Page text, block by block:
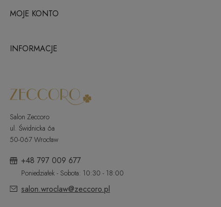
MOJE KONTO
INFORMACJE
Salon Zeccoro
ul. Świdnicka 6a
50-067 Wrocław
+48 797 009 677
Poniedziałek - Sobota: 10:30 - 18:00
salon.wroclaw@zeccoro.pl